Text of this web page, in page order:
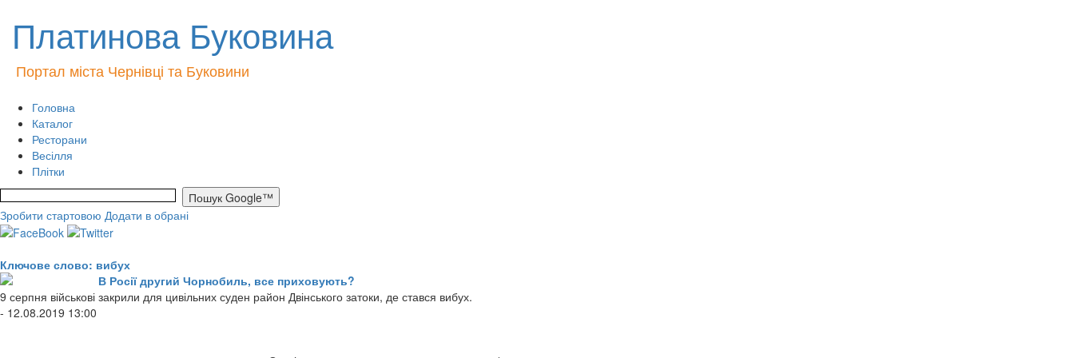
Платинова Буковина
Портал міста Чернівці та Буковини
Головна
Каталог
Ресторани
Весілля
Плітки
Зробити стартовою Додати в обрані
Ключове слово: вибух
В Росії другий Чорнобиль, все приховують?
9 серпня військові закрили для цивільних суден район Двінського затоки, де стався вибух.
- 12.08.2019 13:00